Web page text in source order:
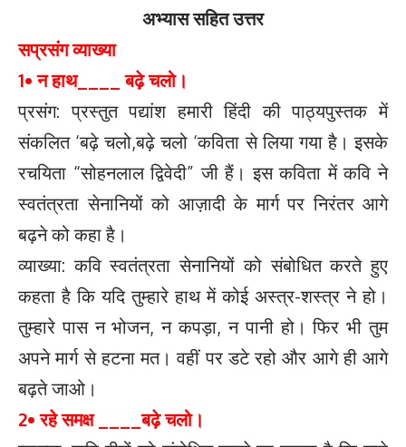
अभ्यास सहित उत्तर
सप्रसंग व्याख्या
1• न हाथ____ बढ़े चलो।
प्रसंग: प्रस्तुत पद्यांश हमारी हिंदी की पाठ्यपुस्तक में
संकलित ‘बढ़े चलो,बढ़े चलो ‘कविता से लिया गया है। इसके
रचयिता “सोहनलाल द्विवेदी” जी हैं। इस कविता में कवि ने
स्वतंत्रता सेनानियों को आज़ादी के मार्ग पर निरंतर आगे
बढ़ने को कहा है।
व्याख्या: कवि स्वतंत्रता सेनानियों को संबोधित करते हुए
कहता है कि यदि तुम्हारे हाथ में कोई अस्त्र-शस्त्र ने हो।
तुम्हारे पास न भोजन, न कपड़ा, न पानी हो। फिर भी तुम
अपने मार्ग से हटना मत। वहीं पर डटे रहो और आगे ही आगे
बढ़ते जाओ।
2• रहे समक्ष ____बढ़े चलो।